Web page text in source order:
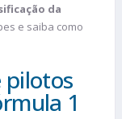
da
e saiba como
pilotos
1